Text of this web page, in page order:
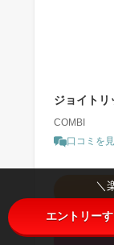
ジョイトリ
COMBI
口コミを
＼
エントリー